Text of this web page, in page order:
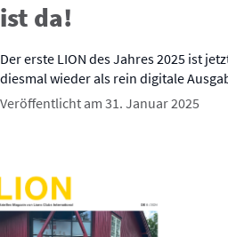
ist da!
Der erste LION des Jahres 2025 ist
diesmal wieder als rein digitale
Veröffentlicht am 31. Januar 2025